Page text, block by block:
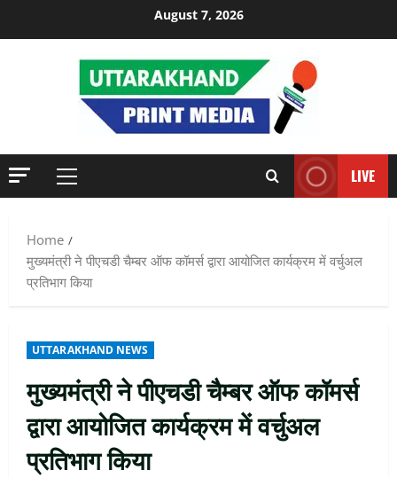
August 7, 2026
Primary
LIVE
Home
मुख्यमंत्री ने पीएचडी चैम्बर ऑफ कॉमर्स द्वारा आयोजित कार्यक्रम में वर्चुअल
प्रतिभाग किया
UTTARAKHAND NEWS
मुख्यमंत्री ने पीएचडी चैम्बर ऑफ कॉमर्स
द्वारा आयोजित कार्यक्रम में वर्चुअल
प्रतिभाग किया